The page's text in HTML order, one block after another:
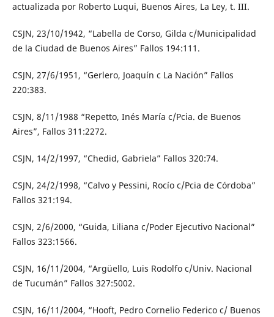
actualizada por Roberto Luqui, Buenos Aires, La Ley, t. III.
CSJN, 23/10/1942, “Labella de Corso, Gilda c/Municipalidad
de la Ciudad de Buenos Aires” Fallos 194:111.
CSJN, 27/6/1951, “Gerlero, Joaquín c La Nación” Fallos
220:383.
CSJN, 8/11/1988 “Repetto, Inés María c/Pcia. de Buenos
Aires”, Fallos 311:2272.
CSJN, 14/2/1997, “Chedid, Gabriela” Fallos 320:74.
CSJN, 24/2/1998, “Calvo y Pessini, Rocío c/Pcia de Córdoba”
Fallos 321:194.
CSJN, 2/6/2000, “Guida, Liliana c/Poder Ejecutivo Nacional”
Fallos 323:1566.
CSJN, 16/11/2004, “Argüello, Luis Rodolfo c/Univ. Nacional
de Tucumán” Fallos 327:5002.
CSJN, 16/11/2004, “Hooft, Pedro Cornelio Federico c/ Buenos